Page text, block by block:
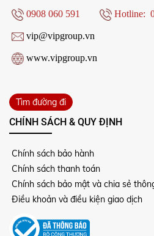
0908 060 591 Hotline:
vip@vipgroup.vn
www.vipgroup.vn
Tìm đường đi
CHÍNH SÁCH & QUY ĐỊNH
Chính sách bảo hành
Chính sách thanh toán
Chính sách bảo mật và chia sẻ
Điều khoản và điều kiện giao dịch